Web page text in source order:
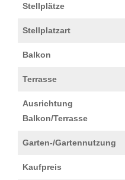
Stellplätze
Stellplatzart
Balkon
Terrasse
Ausrichtung
Balkon/Terrasse
Garten-/Gartennutzung
Kaufpreis